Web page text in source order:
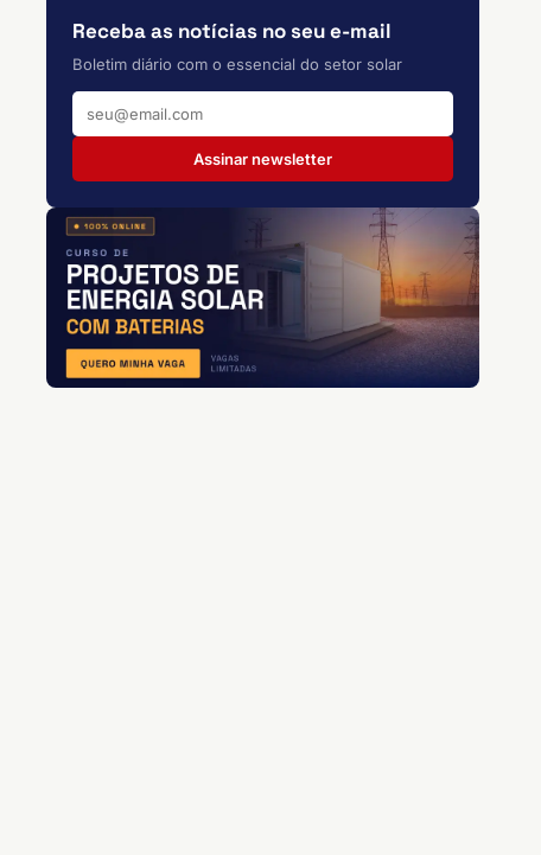
Receba as notícias no seu e-mail
Boletim diário com o essencial do setor solar
Assinar newsletter